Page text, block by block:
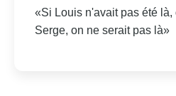
«Si Louis n'avait pas été là,
Serge, on ne serait pas là»